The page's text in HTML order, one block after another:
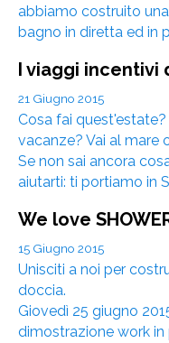
abbiamo costruito
bagno in diretta ed in
I viaggi incentivi
21 Giugno 2015
Cosa fai
vacanze? Vai al mare
Se non sai ancora
aiutarti: ti portiamo in
We love
15 Giugno 2015
Unisciti a noi per
doccia.
Giovedì 25 giugno
dimostrazione work in